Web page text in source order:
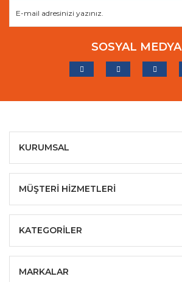
SOSYAL MEDYA
KURUMSAL
MÜŞTERİ HİZMETLERİ
KATEGORİLER
MARKALAR